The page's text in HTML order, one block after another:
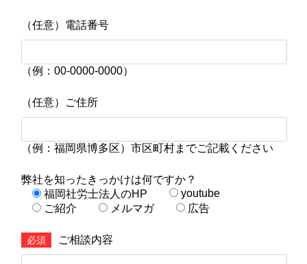
（任意）電話番号
（例：00-0000-0000）
（任意）ご住所
（例：福岡県博多区）市区町村までご記載ください
弊社を知ったきっかけは何ですか？
福岡社労士法人のHP
youtube
ご紹介
メルマガ 広告
必須 ご相談内容